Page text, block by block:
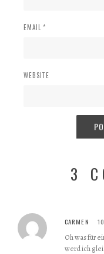
EMAIL *
WEBSITE
3
CARMEN
Oh was für
werd ich